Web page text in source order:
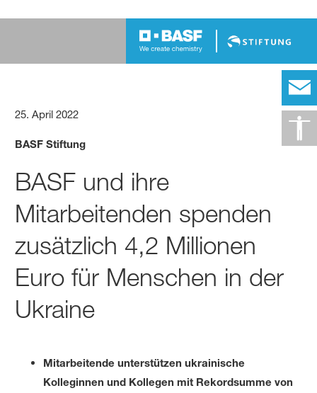
25. April 2022
BASF Stiftung
BASF und ihre
Mitarbeitenden spenden
zusätzlich 4,2 Millionen
Euro für Menschen in der
Ukraine
Mitarbeitende unterstützen ukrainische
Kolleginnen und Kollegen mit Rekordsumme von